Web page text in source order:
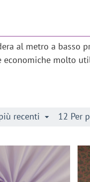
al metro a basso
economiche molto
recenti 12 Per